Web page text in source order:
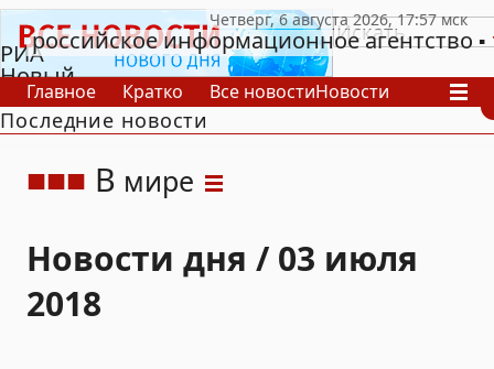
РИА
Новый
День
российское информационное агентство
Главное Кратко Все новостиНовости
В России
В мире
Последние новости
В мире
Новости дня / 03 июля
2018